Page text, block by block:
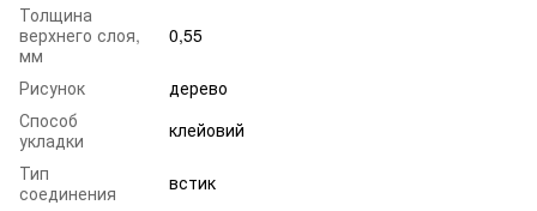
Толщина
верхнего слоя,
мм
0,55
Рисунок
дерево
Способ
укладки
клейовий
Тип
соединения
встик